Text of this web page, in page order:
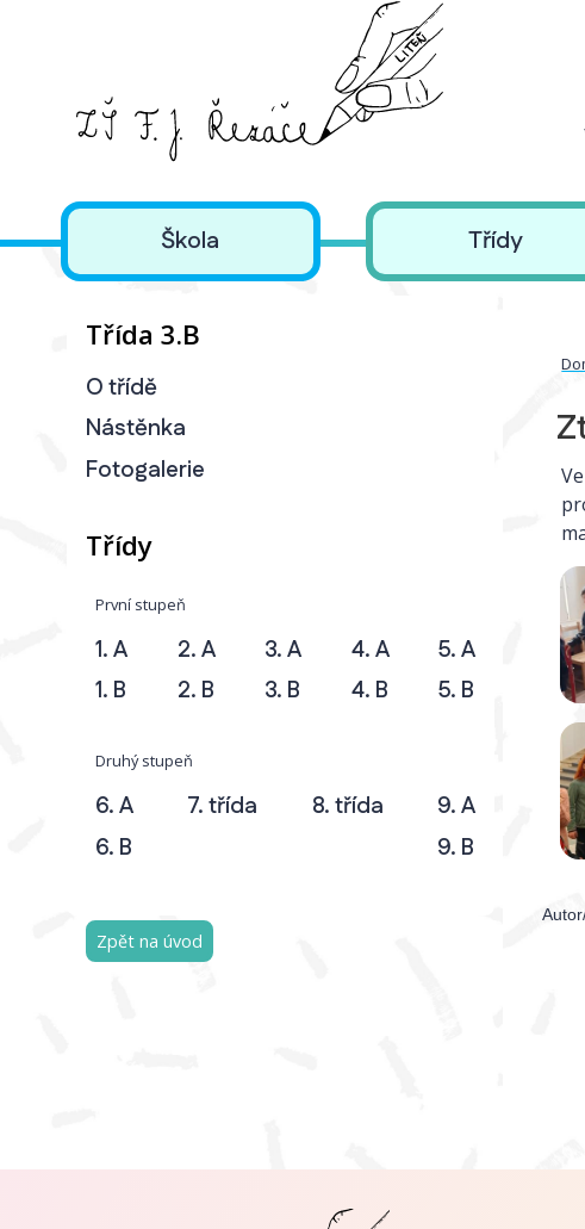
Škola Třídy
Třída 3.B
O třídě
Nástěnka
Fotogalerie
Třídy
První stupeň
1. A
1. B
2. A
2. B
3. A
3. B
4. A
4. B
5. A
5. B
Druhý stupeň
6. A
6. B
7. třída 8. třída
9. A
9. B
Zpět na úvod